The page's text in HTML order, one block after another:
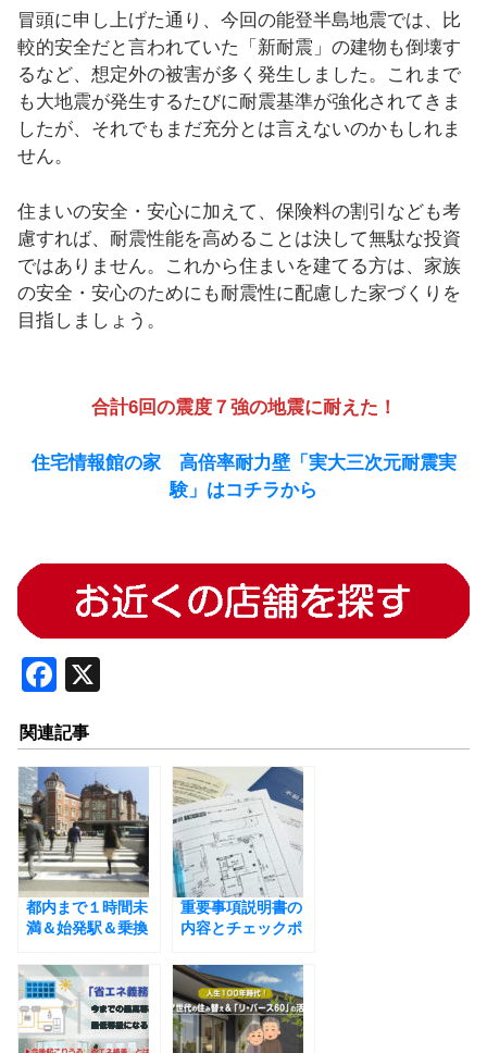
冒頭に申し上げた通り、今回の能登半島地震では、比
較的安全だと言われていた「新耐震」の建物も倒壊す
るなど、想定外の被害が多く発生しました。これまで
も大地震が発生するたびに耐震基準が強化されてきま
したが、それでもまだ充分とは言えないのかもしれま
せん。
住まいの安全・安心に加えて、保険料の割引なども考
慮すれば、耐震性能を高めることは決して無駄な投資
ではありません。これから住まいを建てる方は、家族
の安全・安心のためにも耐震性に配慮した家づくりを
目指しましょう。
合計6回の震度７強の地震に耐えた！
住宅情報館の家 高倍率耐力壁「実大三次元耐震実
験」はコチラから
F
c
e
b
o
o
k
関連記事
都内まで１時間未
満＆始発駅＆乗換
る東京近郊のおす
すめのエリア５!
重要事項説明書の
内容とチェックポ